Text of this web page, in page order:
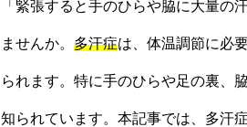
「緊張すると手のひらや脇に大量の
ませんか。 多汗症は、体温調節に必
られます。特に手のひらや足の裏、
知られています。本記事では、多汗